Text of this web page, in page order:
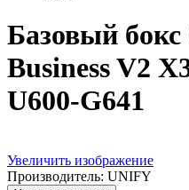
Базовый бокс
Business V2
U600-G641
Увеличить изображение
Производитель: UNIFY